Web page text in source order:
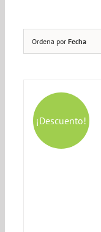
Ordena por Fecha
¡Descuento!